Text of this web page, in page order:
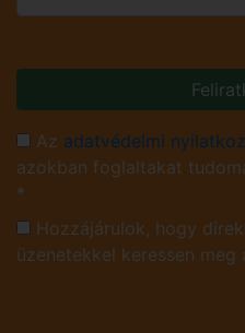
Az adatvédelmi
azokban foglaltakat
*
Hozzájárulok, hogy
üzenetekkel keressen